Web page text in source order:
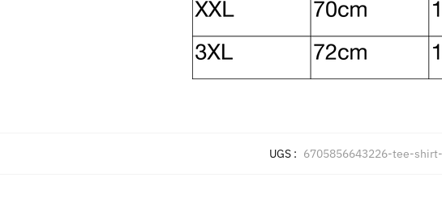
UGS : 6705856643226-tee-